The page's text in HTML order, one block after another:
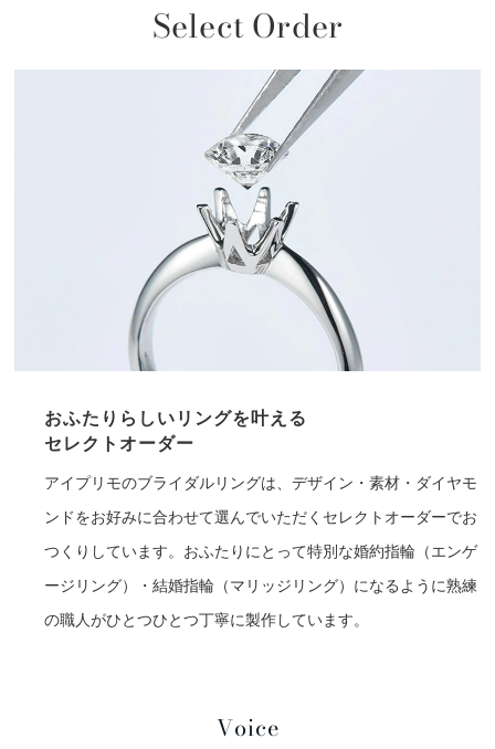
Select Order
おふたりらしいリングを叶える
セレクトオーダー
アイプリモのブライダルリングは、デザイン・素材・ダイヤモ
ンドをお好みに合わせて選んでいただくセレクトオーダーでお
つくりしています。おふたりにとって特別な婚約指輪（エンゲ
ージリング）・結婚指輪（マリッジリング）になるように熟練
の職人がひとつひとつ丁寧に製作しています。
Voice